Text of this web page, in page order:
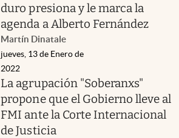
duro presiona y le marca la
agenda a Alberto Fernández
Martín Dinatale
jueves, 13 de Enero de
2022
La agrupación "Soberanxs"
propone que el Gobierno lleve al
FMI ante la Corte Internacional
de Justicia